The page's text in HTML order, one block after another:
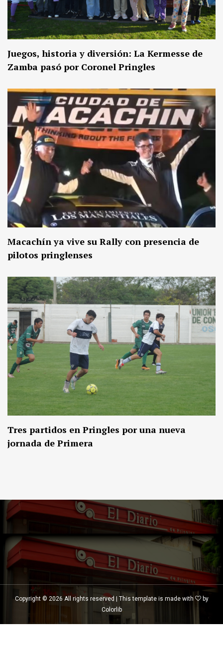
Juegos, historia y diversión: La Kermesse de
Zamba pasó por Coronel Pringles
Macachín ya vive su Rally con presencia de
pilotos pringlenses
Tres partidos en Pringles por una nueva
jornada de Primera
Copyright © 2026 All rights reserved | This template is made with
by
Colorlib